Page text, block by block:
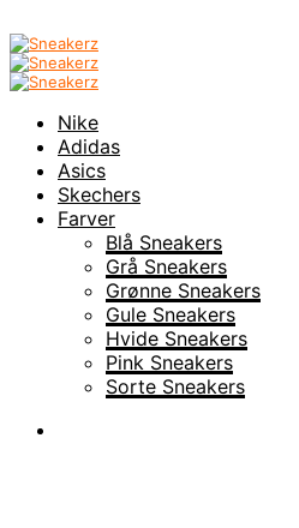
Nike
Adidas
Asics
Skechers
Farver
Blå Sneakers
Grå Sneakers
Grønne Sneakers
Gule Sneakers
Hvide Sneakers
Pink Sneakers
Sorte Sneakers